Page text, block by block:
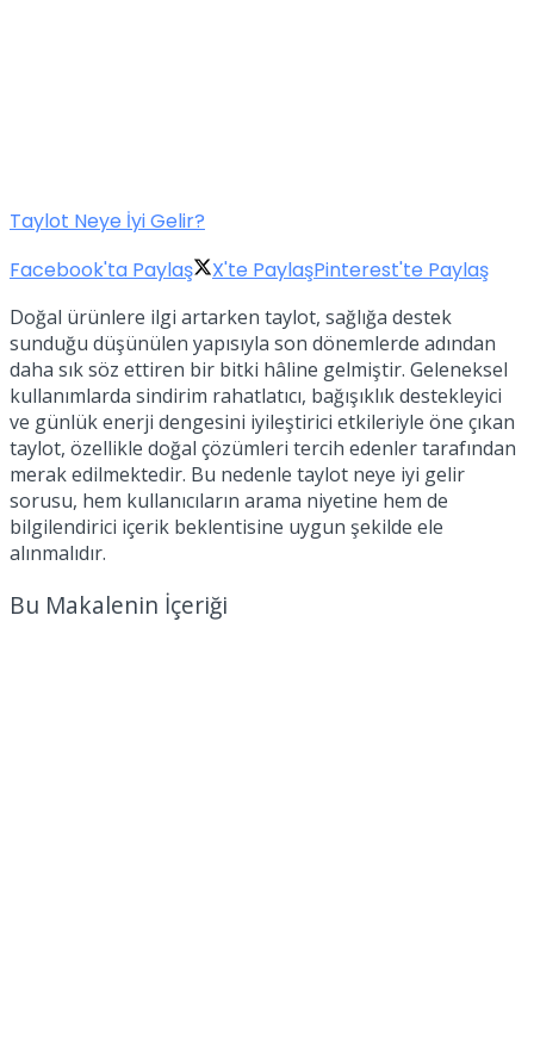
Taylot Neye İyi Gelir?
Facebook'ta Paylaş
X'te PaylaşPinterest'te Paylaş
Doğal ürünlere ilgi artarken taylot, sağlığa destek
sunduğu düşünülen yapısıyla son dönemlerde adından
daha sık söz ettiren bir bitki hâline gelmiştir. Geleneksel
kullanımlarda sindirim rahatlatıcı, bağışıklık destekleyici
ve günlük enerji dengesini iyileştirici etkileriyle öne çıkan
taylot, özellikle doğal çözümleri tercih edenler tarafından
merak edilmektedir. Bu nedenle taylot neye iyi gelir
sorusu, hem kullanıcıların arama niyetine hem de
bilgilendirici içerik beklentisine uygun şekilde ele
alınmalıdır.
Bu Makalenin İçeriği